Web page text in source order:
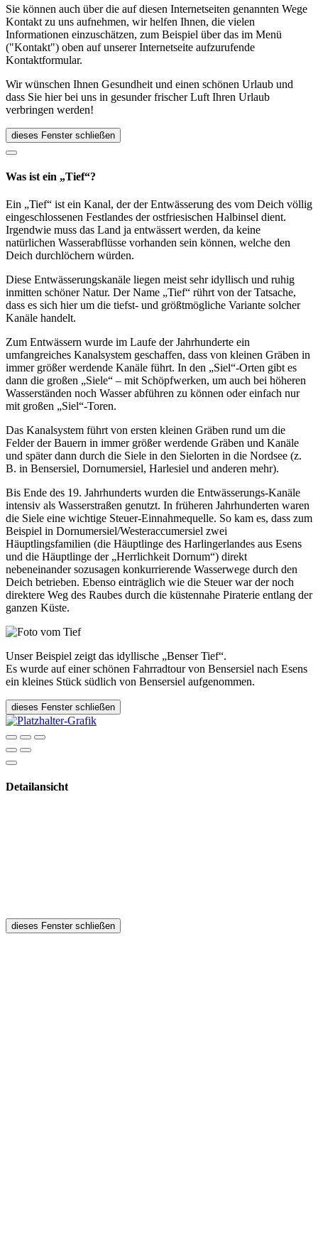
Sie können auch über die auf diesen Internetseiten genannten Wege
Kontakt zu uns aufnehmen, wir helfen Ihnen, die vielen
Informationen einzuschätzen, zum Beispiel über das im Menü
("Kontakt") oben auf unserer Internetseite aufzurufende
Kontaktformular.
Wir wünschen Ihnen Gesundheit und einen schönen Urlaub und
dass Sie hier bei uns in gesunder frischer Luft Ihren Urlaub
verbringen werden!
dieses Fenster schließen
Was ist ein „Tief“?
Ein „Tief“ ist ein Kanal, der der Entwässerung des vom Deich völlig
eingeschlossenen Festlandes der ostfriesischen Halbinsel dient.
Irgendwie muss das Land ja entwässert werden, da keine
natürlichen Wasserabflüsse vorhanden sein können, welche den
Deich durchlöchern würden.
Diese Entwässerungskanäle liegen meist sehr idyllisch und ruhig
inmitten schöner Natur. Der Name „Tief“ rührt von der Tatsache,
dass es sich hier um die tiefst- und größtmögliche Variante solcher
Kanäle handelt.
Zum Entwässern wurde im Laufe der Jahrhunderte ein
umfangreiches Kanalsystem geschaffen, dass von kleinen Gräben in
immer größer werdende Kanäle führt. In den „Siel“-Orten gibt es
dann die großen „Siele“ – mit Schöpfwerken, um auch bei höheren
Wasserständen noch Wasser abführen zu können oder einfach nur
mit großen „Siel“-Toren.
Das Kanalsystem führt von ersten kleinen Gräben rund um die
Felder der Bauern in immer größer werdende Gräben und Kanäle
und später dann durch die Siele in den Sielorten in die Nordsee (z.
B. in Bensersiel, Dornumersiel, Harlesiel und anderen mehr).
Bis Ende des 19. Jahrhunderts wurden die Entwässerungs-Kanäle
intensiv als Wasserstraßen genutzt. In früheren Jahrhunderten waren
die Siele eine wichtige Steuer-Einnahmequelle. So kam es, dass zum
Beispiel in Dornumersiel/Westeraccumersiel zwei
Häuptlingsfamilien (die Häuptlinge des Harlingerlandes aus Esens
und die Häuptlinge der „Herrlichkeit Dornum“) direkt
nebeneinander sozusagen konkurrierende Wasserwege durch den
Deich betrieben. Ebenso einträglich wie die Steuer war der noch
direktere Weg des Raubes durch die küstennahe Piraterie entlang der
ganzen Küste.
Unser Beispiel zeigt das idyllische „Benser Tief“.
Es wurde auf einer schönen Fahrradtour von Bensersiel nach Esens
ein kleines Stück südlich von Bensersiel aufgenommen.
dieses Fenster schließen
Detailansicht
dieses Fenster schließen